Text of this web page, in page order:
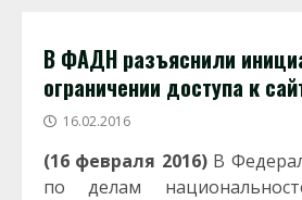
В ФАДН разъяснили
ограничении доступа к
16.02.2016
(16 февраля 2016) В
по делам